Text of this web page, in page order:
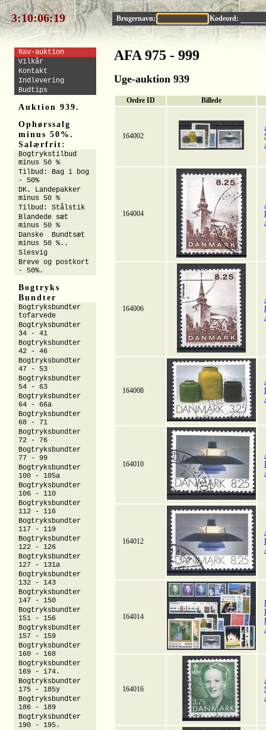
3:10:06:18 Brugernavn: Kodeord:
AFA 975 - 999
Uge-auktion 939
Ordre ID Billede
164002
164004
164006
164008
164010
164012
164014
164016
Rav-auktion
Vilkår
Kontakt
Indlevering
Budtips
Auktion 939.
Ophørssalg
minus 50%.
Salærfrit:
Bogtrykstilbud
minus 50 %
Tilbud: Bag i bog
- 50%
DK. Landepakker
minus 50 %
Tilbud: Stålstik
Blandede sæt
minus 50 %
Danske Bundtsæt
minus 50 %..
Slesvig
Breve og postkort
- 50%.
Bogtryks
Bundter
Bogtryksbundter
tofarvede
Bogtryksbundter
34 - 41
Bogtryksbundter
42 - 46
Bogtryksbundter
47 - 53
Bogtryksbundter
54 - 63
Bogtryksbundter
64 - 66a
Bogtryksbundter
68 - 71
Bogtryksbundter
72 - 76
Bogtryksbundter
77 - 99
Bogtryksbundter
100 - 105a
Bogtryksbundter
106 - 110
Bogtryksbundter
112 - 116
Bogtryksbundter
117 - 119
Bogtryksbundter
122 - 126
Bogtryksbundter
127 - 131a
Bogtryksbundter
132 - 143
Bogtryksbundter
147 - 150
Bogtryksbundter
151 - 156
Bogtryksbundter
157 - 159
Bogtryksbundter
160 - 168
Bogtryksbundter
169 - 174.
Bogtryksbundter
175 - 185y
Bogtryksbundter
186 - 189
Bogtryksbundter
190 - 195.